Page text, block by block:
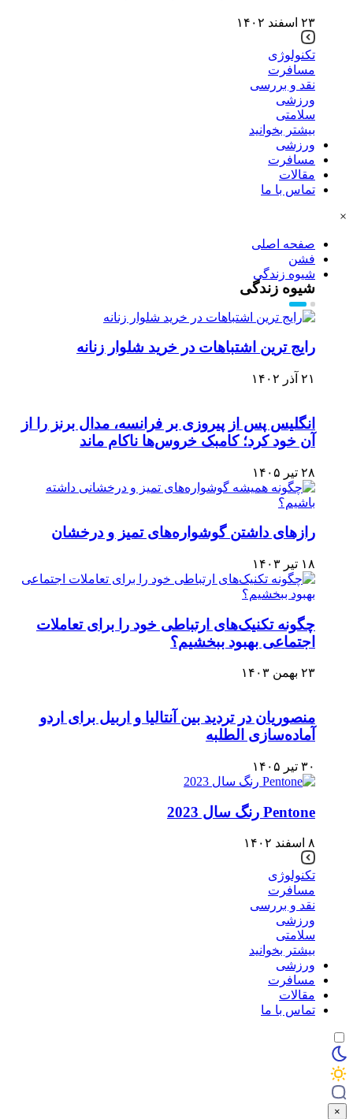
۲۳ اسفند ۱۴۰۲
تکنولوژی
مسافرت
نقد و بررسی
ورزشی
سلامتی
بیشتر بخوانید
ورزشی
مسافرت
مقالات
تماس با ما
×
صفحه اصلی
فشن
شیوه زندگی
شیوه زندگی
رایج ترین اشتباهات در خرید شلوار زنانه
۲۱ آذر ۱۴۰۲
انگلیس پس از پیروزی بر فرانسه، مدال برنز را از
آن خود کرد؛ کامبک خروس‌ها ناکام ماند
۲۸ تیر ۱۴۰۵
رازهای داشتن گوشواره‌های تمیز و درخشان
۱۸ تیر ۱۴۰۳
چگونه تکنیک‌های ارتباطی خود را برای تعاملات
اجتماعی بهبود ببخشیم؟
۲۳ بهمن ۱۴۰۳
منصوریان در تردید بین آنتالیا و اربیل برای اردو
آماده‌سازی الطلبه
۳۰ تیر ۱۴۰۵
Pentone رنگ سال 2023
۸ اسفند ۱۴۰۲
تکنولوژی
مسافرت
نقد و بررسی
ورزشی
سلامتی
بیشتر بخوانید
ورزشی
مسافرت
مقالات
تماس با ما
×